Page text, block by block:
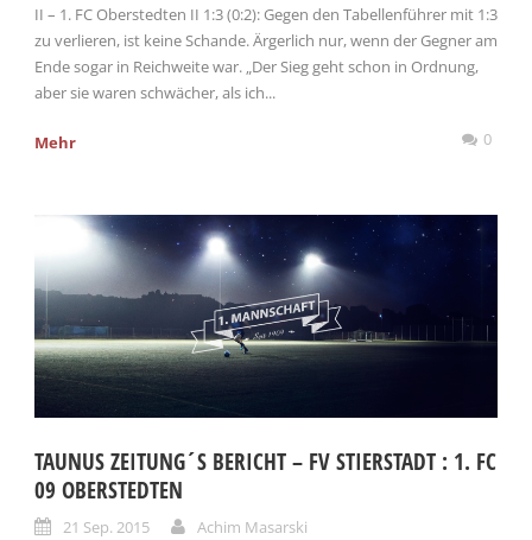
II – 1. FC Oberstedten II 1:3 (0:2): Gegen den Tabellenführer mit 1:3
zu verlieren, ist keine Schande. Ärgerlich nur, wenn der Gegner am
Ende sogar in Reichweite war. „Der Sieg geht schon in Ordnung,
aber sie waren schwächer, als ich...
Mehr 0
TAUNUS ZEITUNG´S BERICHT – FV STIERSTADT : 1. FC
09 OBERSTEDTEN
21 Sep. 2015 Achim Masarski